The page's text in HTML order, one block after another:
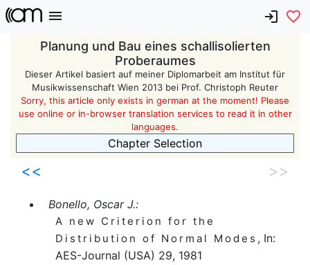
Planung und Bau eines schallisolierten
Proberaumes
Dieser Artikel basiert auf meiner Diplomarbeit am Institut für
Musikwissenschaft Wien 2013 bei Prof. Christoph Reuter
Sorry, this article only exists in german at the moment! Please
use online or in-browser translation services to read it in other
languages.
Chapter Selection
<< >>
Bonello, Oscar J.:
A new Criterion for the
Distribution of Normal Modes , In:
AES-Journal (USA) 29, 1981